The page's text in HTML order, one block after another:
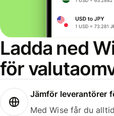
Ladda ned
för
Jämför leverantörer
Med Wise får du alltid